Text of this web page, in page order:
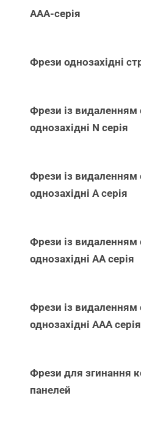
ААА-серія
Фрези однозахідні
Фрези із
однозахідні N серія
Фрези із
однозахідні А серія
Фрези із
однозахідні АА серія
Фрези із
однозахідні ААА серія
Фрези для згинання
панелей